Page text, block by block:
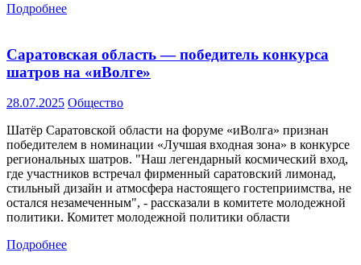
Подробнее
Саратовская область — победитель конкурса
шатров на «иВолге»
28.07.2025 Общество
Шатёр Саратовской области на форуме «иВолга» признан
победителем в номинации «Лучшая входная зона» в конкурсе
региональных шатров. "Наш легендарный космический вход,
где участников встречал фирменный саратовский лимонад,
стильный дизайн и атмосфера настоящего гостеприимства, не
остался незамеченным", - рассказали в комитете молодежной
политики. Комитет молодежной политики области
Подробнее